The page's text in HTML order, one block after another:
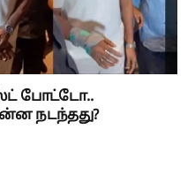
போட்டோ..
நடந்தது?